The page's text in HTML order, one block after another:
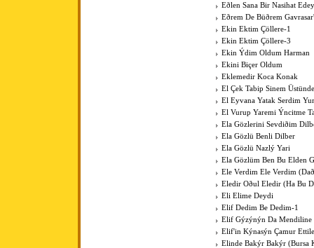
Eðlen Sana Bir Nasihat
Eðrem De Büðrem
Ekin Ektim Çöllere-1
Ekin Ektim Çöllere-3
Ekin Ýdim Oldum Harman
Ekini Biçer Oldum
Eklemedir Koca Konak
El Çek Tabip Sinem
El Eyvana Yatak Serdim
El Vurup Yaremi Ýncitme
Ela Gözlerini Sevdiðim
Ela Gözlü Benli Dilber
Ela Gözlü Nazlý Yari
Ela Gözlüm Ben Bu Elden
Ele Verdim Ele Verdim
Eledir Oðul Eledir (Ha Bu
Eli Elime Deydi
Elif Dedim Be Dedim-1
Elif Gýzýnýn Da Mendiline
Elif'in Kýnasýn Çamur
Elinde Bakýr Bakýr (Bursa